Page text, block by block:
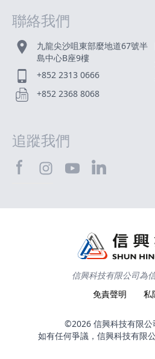
聯絡我們
九龍尖沙咀東部麼地道67號半
島中心B座9樓
+852 2313 0666
+852 2368 8068
追蹤我們
信興科技有限公司為
免責聲明
私
©2026 信興科技有限公
如有任何爭議，信興科技有限